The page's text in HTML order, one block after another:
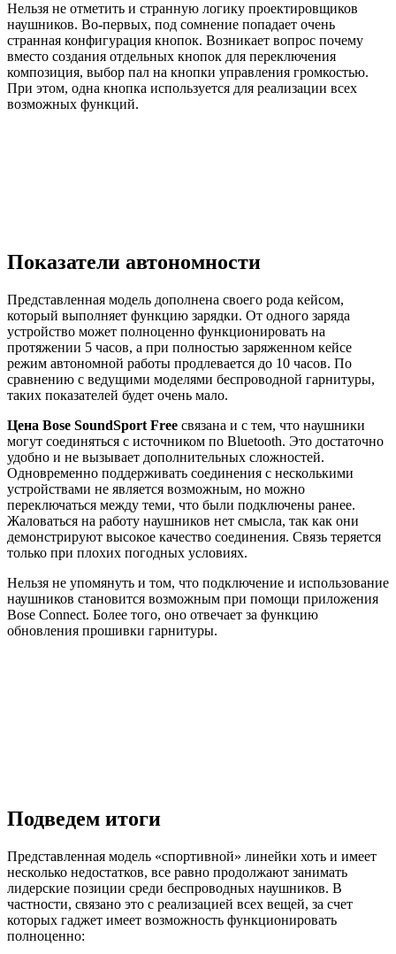
Нельзя не отметить и странную логику проектировщиков
наушников. Во-первых, под сомнение попадает очень
странная конфигурация кнопок. Возникает вопрос почему
вместо создания отдельных кнопок для переключения
композиция, выбор пал на кнопки управления громкостью.
При этом, одна кнопка используется для реализации всех
возможных функций.
Показатели автономности
Представленная модель дополнена своего рода кейсом,
который выполняет функцию зарядки. От одного заряда
устройство может полноценно функционировать на
протяжении 5 часов, а при полностью заряженном кейсе
режим автономной работы продлевается до 10 часов. По
сравнению с ведущими моделями беспроводной гарнитуры,
таких показателей будет очень мало.
Цена Bose SoundSport Free связана и с тем, что наушники
могут соединяться с источником по Bluetooth. Это достаточно
удобно и не вызывает дополнительных сложностей.
Одновременно поддерживать соединения с несколькими
устройствами не является возможным, но можно
переключаться между теми, что были подключены ранее.
Жаловаться на работу наушников нет смысла, так как они
демонстрируют высокое качество соединения. Связь теряется
только при плохих погодных условиях.
Нельзя не упомянуть и том, что подключение и использование
наушников становится возможным при помощи приложения
Bose Connect. Более того, оно отвечает за функцию
обновления прошивки гарнитуры.
Подведем итоги
Представленная модель «спортивной» линейки хоть и имеет
несколько недостатков, все равно продолжают занимать
лидерские позиции среди беспроводных наушников. В
частности, связано это с реализацией всех вещей, за счет
которых гаджет имеет возможность функционировать
полноценно: